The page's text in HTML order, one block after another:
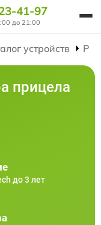
41-97
до 21:00
устройств
прицела
до 3 лет